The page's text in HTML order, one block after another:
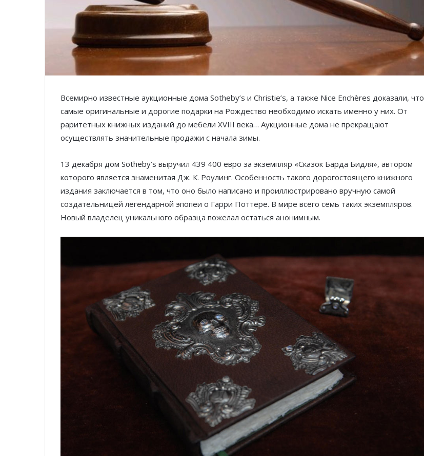
Всемирно известные аукционные дома Sotheby’s и Christie’s, а также Nice Enchères доказали, что
самые оригинальные и дорогие подарки на Рождество необходимо искать именно у них. От
раритетных книжных изданий до мебели XVIII века… Аукционные дома не прекращают
осуществлять значительные продажи с начала зимы.
13 декабря дом Sotheby’s выручил 439 400 евро за экземпляр «Сказок Барда Бидля», автором
которого является знаменитая Дж. К. Роулинг. Особенность такого дорогостоящего книжного
издания заключается в том, что оно было написано и проиллюстрировано вручную самой
создательницей легендарной эпопеи о Гарри Поттере. В мире всего семь таких экземпляров.
Новый владелец уникального образца пожелал остаться анонимным.